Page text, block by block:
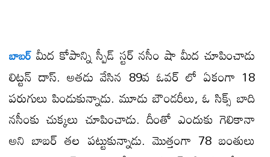
బాబర్ మీద కోపాన్ని స్పీడ్ స్టర్ నసీం షా మీద చూపించాడు
లిట్టన్ దాస్. అతడు వేసిన 89వ ఓవర్ లో ఏకంగా 18
పరుగులు పిండుకున్నాడు. మూడు బౌండరీలు, ఓ సిక్స్ బాది
నసీంకు చుక్కలు చూపించాడు. దీంతో ఎందుకు గెలికానా
అని బాబర్ తల పట్టుకున్నాడు. మొత్తంగా 78 బంతులు